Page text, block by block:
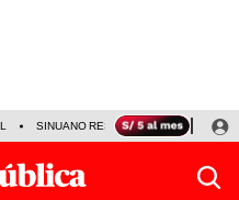
SINUANO RESULTADOS HOY